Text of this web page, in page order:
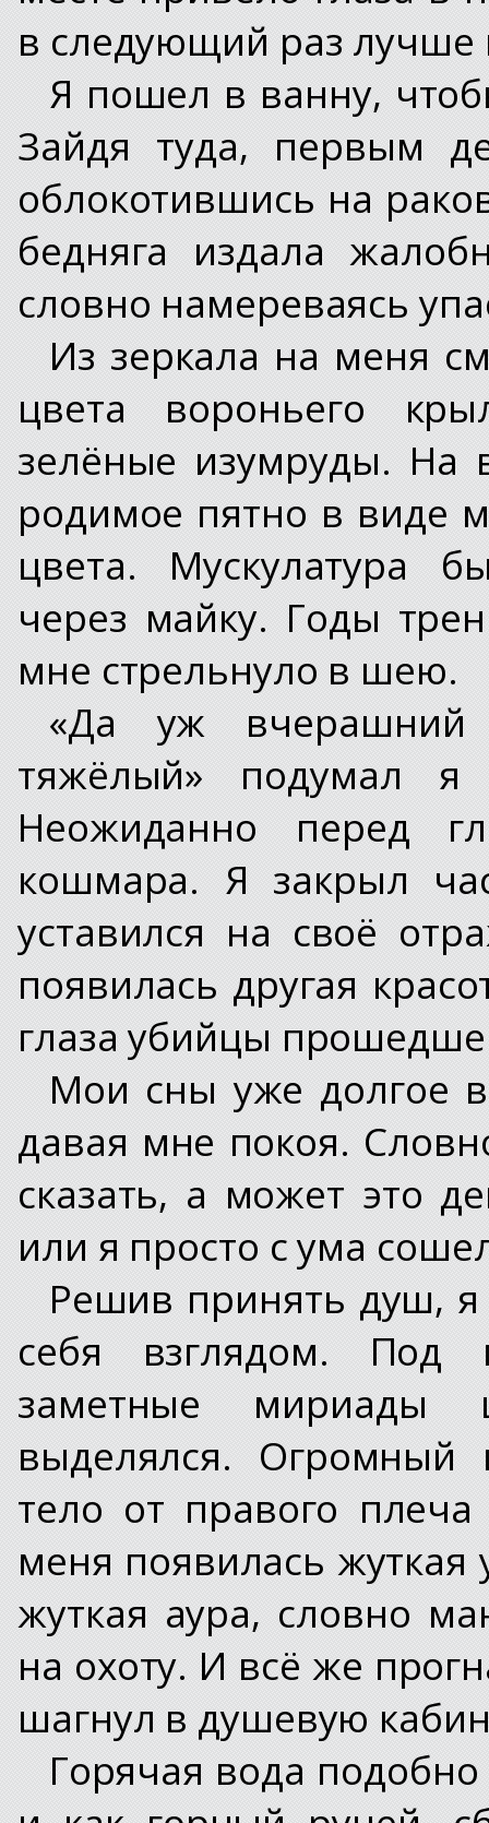
в следующий раз лучше
Я пошел в ванну,
Зайдя туда, первым
облокотившись на
бедняга издала
словно намереваясь
Из зеркала на меня
цвета вороньего
зелёные изумруды. На
родимое пятно в виде
цвета. Мускулатура
через майку. Годы
мне стрельнуло в шею.
«Да уж вчерашний
тяжёлый» подумал
Неожиданно перед
кошмара. Я закрыл
уставился на своё
появилась другая
глаза убийцы
Мои сны уже долгое
давая мне покоя.
сказать, а может это
или я просто с ума
Решив принять душ, я
себя взглядом. Под
заметные
выделялся.
тело от правого
меня появилась
жуткая аура, словно
на охоту. И всё же
шагнул в душевую
Горячая вода